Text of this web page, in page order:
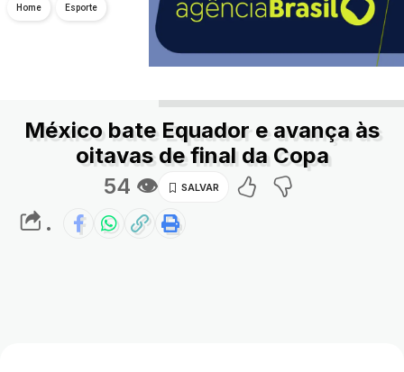
Home Esporte
México bate Equador e avança às
oitavas de final da Copa
54 👁
.